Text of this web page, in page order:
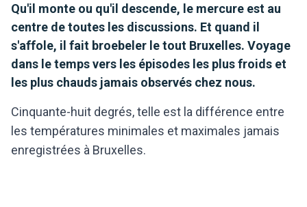
Qu'il monte ou qu'il descende, le mercure est au
centre de toutes les discussions. Et quand il
s'affole, il fait broebeler le tout Bruxelles. Voyage
dans le temps vers les épisodes les plus froids et
les plus chauds jamais observés chez nous.
Cinquante-huit degrés, telle est la différence entre
les températures minimales et maximales jamais
enregistrées à Bruxelles.